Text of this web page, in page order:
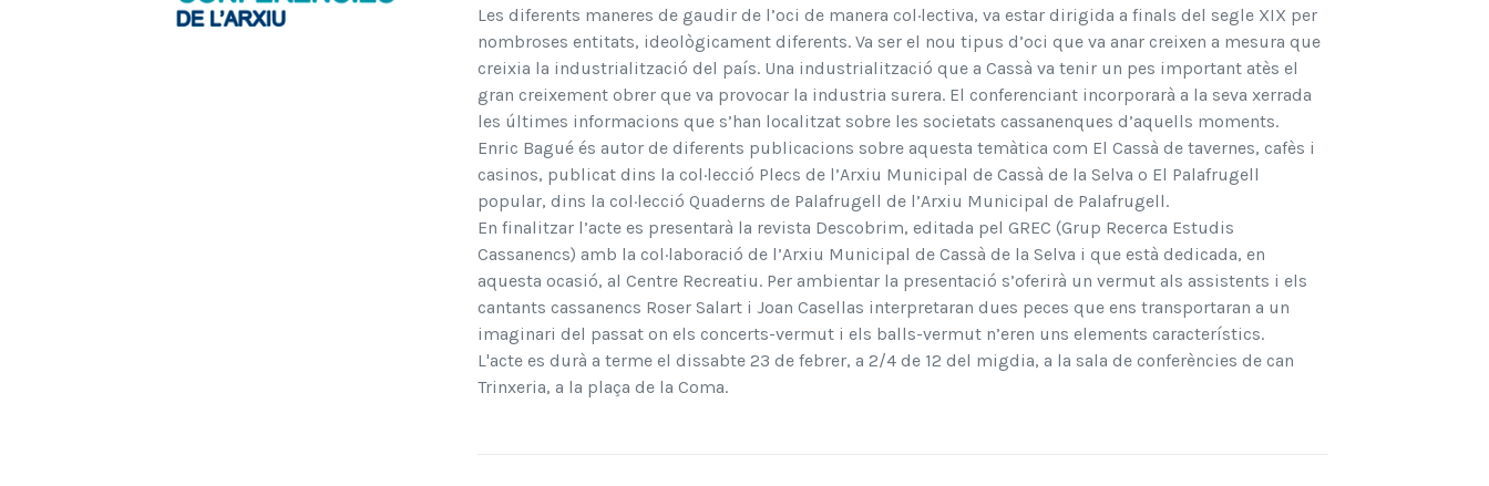
Les diferents maneres de gaudir de l’oci de manera col·lectiva, va estar dirigida a finals del segle XIX per
nombroses entitats, ideològicament diferents. Va ser el nou tipus d’oci que va anar creixen a mesura que
creixia la industrialització del país. Una industrialització que a Cassà va tenir un pes important atès el
gran creixement obrer que va provocar la industria surera. El conferenciant incorporarà a la seva xerrada
les últimes informacions que s’han localitzat sobre les societats cassanenques d’aquells moments.
Enric Bagué és autor de diferents publicacions sobre aquesta temàtica com El Cassà de tavernes, cafès i
casinos, publicat dins la col·lecció Plecs de l’Arxiu Municipal de Cassà de la Selva o El Palafrugell
popular, dins la col·lecció Quaderns de Palafrugell de l’Arxiu Municipal de Palafrugell.
En finalitzar l’acte es presentarà la revista Descobrim, editada pel GREC (Grup Recerca Estudis
Cassanencs) amb la col·laboració de l’Arxiu Municipal de Cassà de la Selva i que està dedicada, en
aquesta ocasió, al Centre Recreatiu. Per ambientar la presentació s’oferirà un vermut als assistents i els
cantants cassanencs Roser Salart i Joan Casellas interpretaran dues peces que ens transportaran a un
imaginari del passat on els concerts-vermut i els balls-vermut n’eren uns elements característics.
L'acte es durà a terme el dissabte 23 de febrer, a 2/4 de 12 del migdia, a la sala de conferències de can
Trinxeria, a la plaça de la Coma.